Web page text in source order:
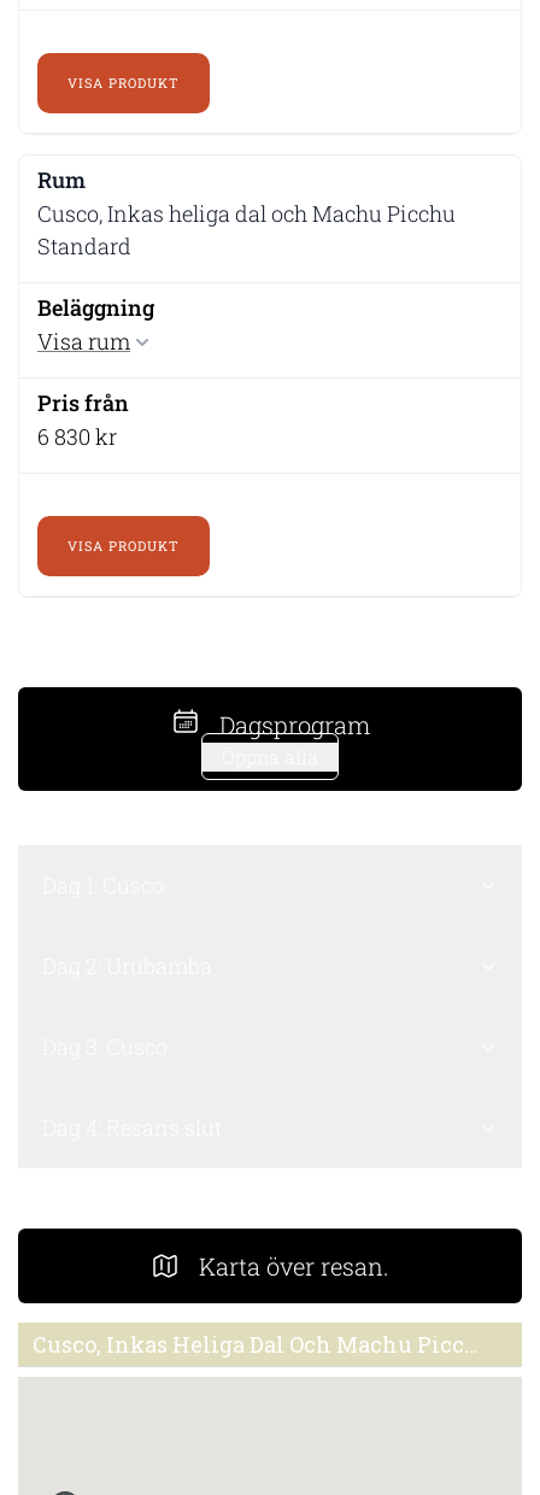
VISA PRODUKT
Cusco, Inkas heliga dal och Machu Picchu
Standard
Visa rum
6 830 kr
VISA PRODUKT
Dagsprogram
Karta över resan.